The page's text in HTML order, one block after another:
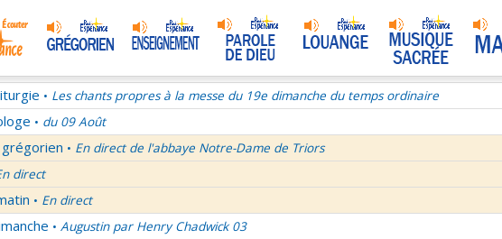
le don de Dieu La volonté de Dieu et moi et moi et moi ! 2/2
vous répond • Célibat des prètres
• Les chants propres à la messe du 19e dimanche du temps ordinaire
• du 09 Août
• En direct de l'abbaye Notre-Dame de Triors
direct
• En direct
• Augustin par Henry Chadwick 03